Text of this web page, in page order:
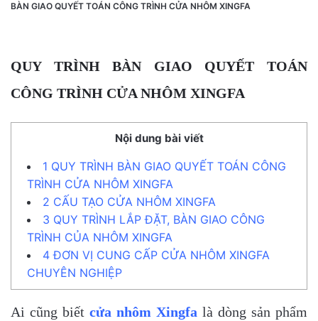
BÀN GIAO QUYẾT TOÁN CÔNG TRÌNH CỬA NHÔM XINGFA
QUY TRÌNH BÀN GIAO QUYẾT TOÁN
CÔNG TRÌNH CỬA NHÔM XINGFA
Nội dung bài viết
1 QUY TRÌNH BÀN GIAO QUYẾT TOÁN CÔNG
TRÌNH CỬA NHÔM XINGFA
2 CẤU TẠO CỬA NHÔM XINGFA
3 QUY TRÌNH LẮP ĐẶT, BÀN GIAO CÔNG
TRÌNH CỦA NHÔM XINGFA
4 ĐƠN VỊ CUNG CẤP CỬA NHÔM XINGFA
CHUYÊN NGHIỆP
Ai cũng biết cửa nhôm Xingfa là dòng sản phẩm